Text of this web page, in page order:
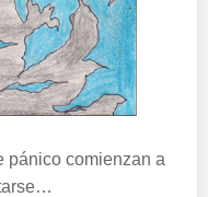
pánico comienzan a